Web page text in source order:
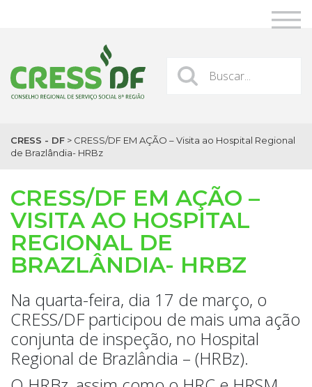
CRESS - DF > CRESS/DF EM AÇÃO – Visita ao Hospital Regional
de Brazlândia- HRBz
CRESS/DF EM AÇÃO –
VISITA AO HOSPITAL
REGIONAL DE
BRAZLÂNDIA- HRBZ
Na quarta-feira, dia 17 de março, o
CRESS/DF participou de mais uma ação
conjunta de inspeção, no Hospital
Regional de Brazlândia – (HRBz).